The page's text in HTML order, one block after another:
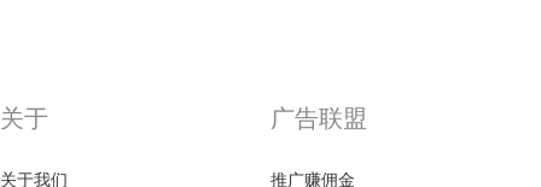
关于
关于我们
广告联盟
推广赚佣金